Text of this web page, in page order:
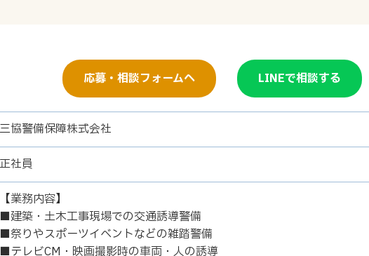
応募・相談フォームへ LINEで相談する
三協警備保障株式会社
正社員
【業務内容】
■建築・土木工事現場での交通誘導警備
■祭りやスポーツイベントなどの雑踏警備
■テレビCM・映画撮影時の車両・人の誘導